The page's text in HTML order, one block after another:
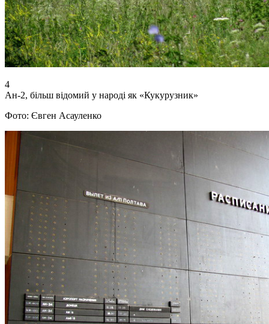
4
Ан-2, більш відомий у народі як «Кукурузник»
Фото: Євген Асауленко